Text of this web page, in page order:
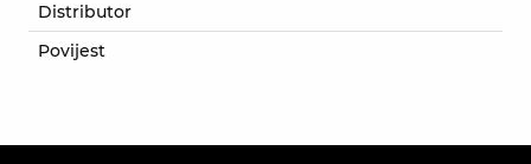
Distributor
Povijest